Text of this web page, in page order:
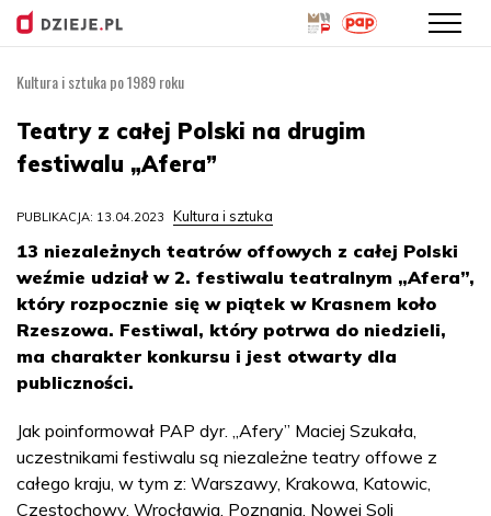
treści
Kultura i sztuka po 1989 roku
Teatry z całej Polski na drugim
festiwalu „Afera”
PUBLIKACJA: 13.04.2023 Kultura i sztuka
13 niezależnych teatrów offowych z całej Polski
weźmie udział w 2. festiwalu teatralnym „Afera”,
który rozpocznie się w piątek w Krasnem koło
Rzeszowa. Festiwal, który potrwa do niedzieli,
ma charakter konkursu i jest otwarty dla
publiczności.
Jak poinformował PAP dyr. „Afery” Maciej Szukała,
uczestnikami festiwalu są niezależne teatry offowe z
całego kraju, w tym z: Warszawy, Krakowa, Katowic,
Częstochowy, Wrocławia, Poznania, Nowej Soli